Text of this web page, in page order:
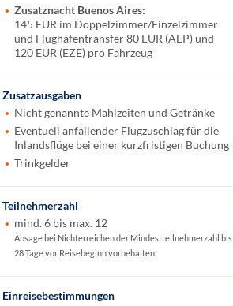
Zusatznacht Buenos Aires:
145 EUR im Doppelzimmer/Einzelzimmer
und Flughafentransfer 80 EUR (AEP) und
120 EUR (EZE) pro Fahrzeug
Zusatzausgaben
Nicht genannte Mahlzeiten und Getränke
Eventuell anfallender Flugzuschlag für die
Inlandsflüge bei einer kurzfristigen Buchung
Trinkgelder
Teilnehmerzahl
mind. 6 bis max. 12
Absage bei Nichterreichen der Mindestteilnehmerzahl bis
28 Tage vor Reisebeginn vorbehalten.
Einreisebestimmungen